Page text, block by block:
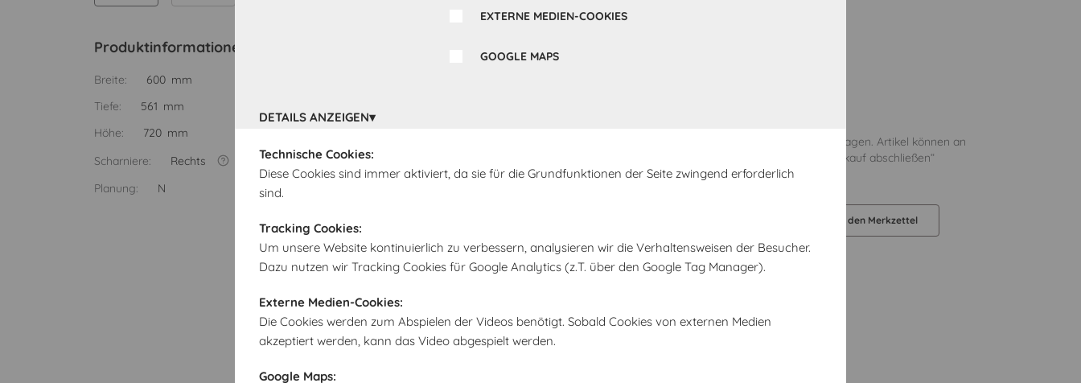
EXTERNE MEDIEN-COOKIES
GOOGLE MAPS
DETAILS ANZEIGEN
Technische Cookies:
Diese Cookies sind immer aktiviert, da sie für die Grundfunktionen der Seite zwingend erforderlich
sind.
Tracking Cookies:
Um unsere Website kontinuierlich zu verbessern, analysieren wir die Verhaltensweisen der Besucher.
Dazu nutzen wir Tracking Cookies für Google Analytics (z.T. über den Google Tag Manager).
Externe Medien-Cookies:
Die Cookies werden zum Abspielen der Videos benötigt. Sobald Cookies von externen Medien
akzeptiert werden, kann das Video abgespielt werden.
Google Maps:
Produktinformationen
Breite:
600 mm
Tiefe:
561 mm
Höhe:
720 mm
Scharniere:
Rechts
Planung:
N
Bereit zur Lieferung oder Abholung in 5 Werktagen. Artikel können an
eine Direktadresse oder an den im Schritt „Einkauf abschließen“
gewählten Abholort geliefert werden.
Auf den Merkzettel